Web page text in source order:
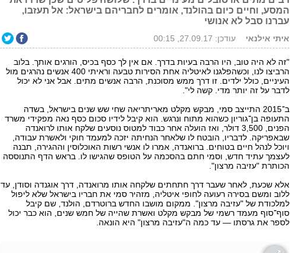
המסע, וחיים כיום בהולנד, אומרים לחבריהם בישראל: אל תעזבו,
עברנו סבל לא אנושי
איתי אילנאי עודכן: 27.09.17, 00:15
"זה לא היה טוב, היו הרבה בעיות בדרך. אם אין לך כסף בכיס, הורגים אותך. בלוב
הרביצו לנו, וכשהפלגנו לאיטליה אחת הסירות טבעה וראיתי 400 אנשים נהרגים מול
העיניים, כולל ילדים. זו דרך ממש מסוכנת, הרבה אנשים מתים. אבל אני לא יכול
לדבר על זה יותר מדי. קשה לי".
ב־2015 התייצב סמי, מבקש מקלט מאריתריאה שחי שש שנים בישראל, בשדה
התעופה בן־גוריון כשהוא מתוח ונרגש. הוא קיבל לידיו סכום כסף נאה מפקידי משרד
הפנים, 3,500 דולר, ואז הועלה אחר כבוד למטוס נוסעים שלקח אותו לרואנדה
שבאפריקה. לדבריו, הובטח לו שלאחר הנחיתה יזכה למעמד חוקי ולאשרת עבודה,
ויוכל לנהל חיים בטוחים. ברואנדה, אמרו לו אנשי רשות האוכלוסין וההגירה, תבנה
לעצמך עתיד חדש, וסמי חתם בהסכמה על הטופס שהגישו לו. בראש הדף התנוססה
הכותרת "עזיבה מרצון".
אלא שכעת, לאחר שעבר דרך חתחתים שלקחה אותו מרואנדה, דרך אוגנדה וסודן, עד
ללוב ומשם בסירה רעועה לחופי איטליה, מזהיר סמי את חבריו בישראל שלא ליפול
למלכודת של "עזיבה מרצון". ממקום מושבו החדש ברוטרדם, הולנד, שם קיבל
סוף־סוף מעמד רשמי של מבקש מקלט ואשרת שהייה של חמש שנים, הוא כבר יכול
לספר את גרסתו — עד כמה ה"עזיבה מרצון" היא הונאה.